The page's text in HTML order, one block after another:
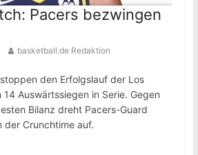
Pacers bezwingen
basketball.de Redaktion
den Erfolgslauf der Los
Auswärtssiegen in Serie. Gegen
Bilanz dreht Pacers-Guard
der Crunchtime auf.